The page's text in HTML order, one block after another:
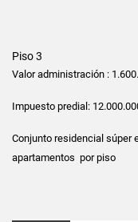
Piso 3
Valor administración :
Impuesto predial:
Conjunto residencial súper
apartamentos por piso